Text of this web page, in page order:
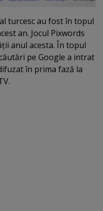
turcesc au fost în topul
an. Jocul Pixwords
anul acesta. În topul
pe Google a intrat
în prima fază la